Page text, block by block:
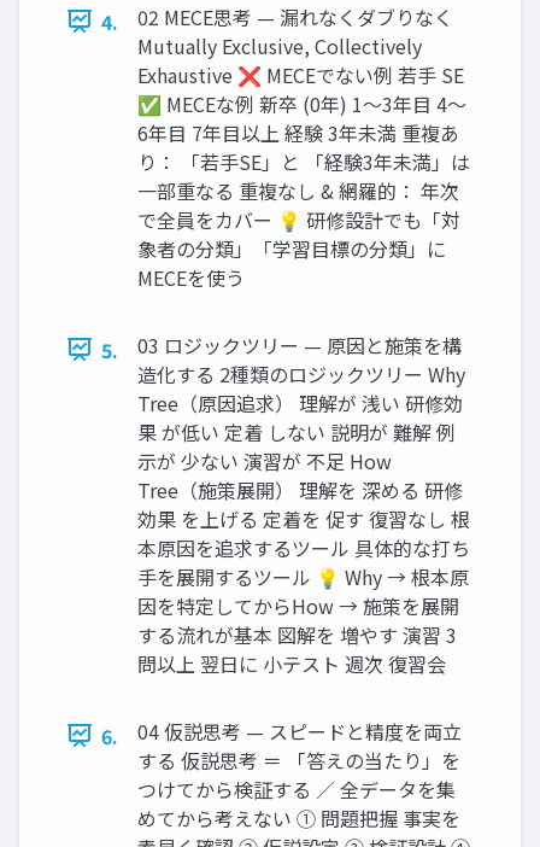
4.
02 MECE思考 — 漏れなくダブりなく
Mutually Exclusive, Collectively
Exhaustive ❌ MECEでない例 若手 SE
✅ MECEな例 新卒 (0年) 1〜3年目 4〜
6年目 7年目以上 経験 3年未満 重複あ
り： 「若手SE」と 「経験3年未満」は
一部重なる 重複なし & 網羅的： 年次
で全員をカバー 💡 研修設計でも「対
象者の分類」「学習目標の分類」に
MECEを使う
5.
03 ロジックツリー — 原因と施策を構
造化する 2種類のロジックツリー Why
Tree（原因追求） 理解が 浅い 研修効
果 が低い 定着 しない 説明が 難解 例
示が 少ない 演習が 不足 How
Tree（施策展開） 理解を 深める 研修
効果 を上げる 定着を 促す 復習なし 根
本原因を追求するツール 具体的な打ち
手を展開するツール 💡 Why → 根本原
因を特定してからHow → 施策を展開
する流れが基本 図解を 増やす 演習 3
問以上 翌日に 小テスト 週次 復習会
6.
04 仮説思考 — スピードと精度を両立
する 仮説思考 ＝ 「答えの当たり」を
つけてから検証する ／ 全データを集
めてから考えない ① 問題把握 事実を